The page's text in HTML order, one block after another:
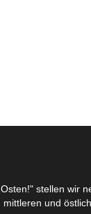
stellen wir
und